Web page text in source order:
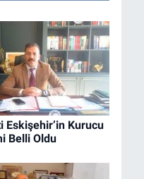
Eskişehir’in Kurucu
Belli Oldu